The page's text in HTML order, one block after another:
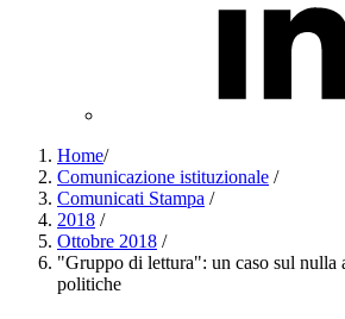
Home/
Comunicazione istituzionale /
Comunicati Stampa /
2018 /
Ottobre 2018 /
"Gruppo di lettura": un caso sul nulla
politiche